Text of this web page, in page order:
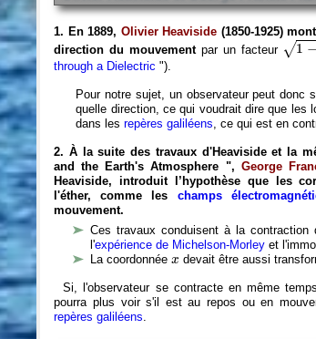
1. En 1889, Olivier Heaviside (1850-1925)
direction du mouvementpar un facteur √1 −
1−v2/
through a Dielectric ").
Pour notre sujet, un observateur peut donc
quelle direction, ce qui voudrait dire que les
dans lesrepères galiléens, ce qui est en
2. À la suite des travaux d'Heaviside et la
and the Earth's Atmosphere ", George
Heaviside, introduit l’hypothèse que les
l'éther, comme les champs
mouvement.
Ces travaux conduisent à la contraction
l'expérience de Michelson-Morley et
La coordonnéex
x devait être aussi
Si, l'observateur se contracte en même
pourra plus voir s'il est au repos ou en
repères galiléens.